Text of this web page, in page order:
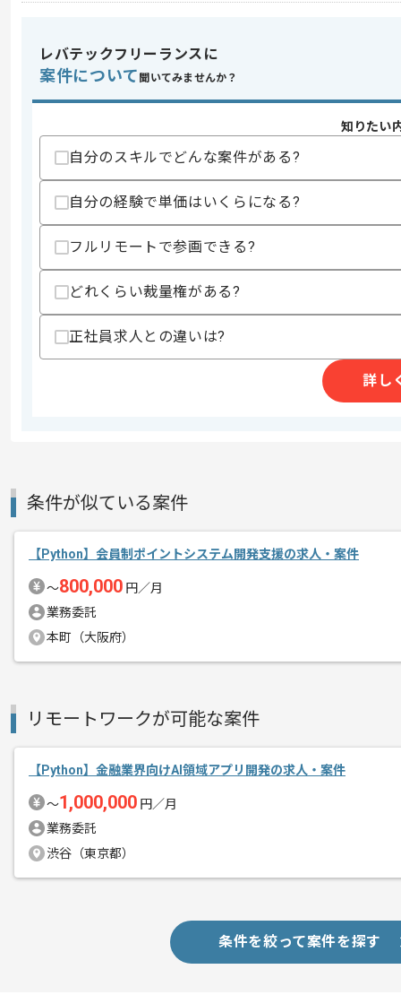
スキル
求めるスキル
・Python、VBAを用いた開発経験(5年
・業務ツールの作成、維持管理経験
・要件ヒアリング、実現方法検討経験
歓迎スキル
・Docker使用経験
・DBアプリ開発、DBサーバ運用経験
・非ITクライアントとの折衝経験
・案件スケジュール管理、クライアント
・AWSなどクラウド環境構築経験
上記に似た経験やスキルをお持ちであれば申
その他募集要項
商談回数
1回
募集人数
1人
週5日常駐での作業を想定しております
取引実績のある企業の案件です。
長期案件ですので腰を据えて作業され
レバテックフリーランスに
案件について 聞いてみませんか？
知りたい
自分のスキルでどんな案件がある?
自分の経験で単価はいくらになる?
フルリモートで参画できる?
どれくらい裁量権がある?
正社員求人との違いは?
詳し
条件が似ている案件
【Python】会員制ポイントシステム開発支援の求人・案件
〜800,000 円／月
業務委託
本町（大阪府）
リモートワークが可能な案件
【Python】金融業界向けAI領域アプリ開発の求人・案件
〜1,000,000 円／月
業務委託
渋谷（東京都）
条件を絞って案件を探す